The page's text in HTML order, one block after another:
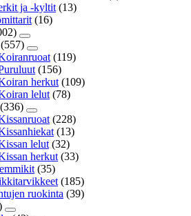
ja -kyltit (13)
(16)
(557)
(119)
(156)
herkut (109)
lelut (78)
(336)
(228)
(13)
lelut (32)
herkut (33)
(35)
(185)
ruokinta (39)